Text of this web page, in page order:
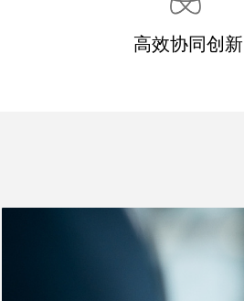
高效协同创新